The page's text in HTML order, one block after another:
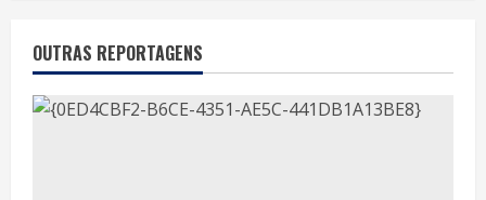
OUTRAS REPORTAGENS